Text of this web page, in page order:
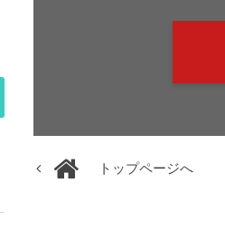
トップページへ